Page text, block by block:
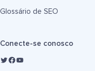
Glossário de SEO
Conecte-se conosco